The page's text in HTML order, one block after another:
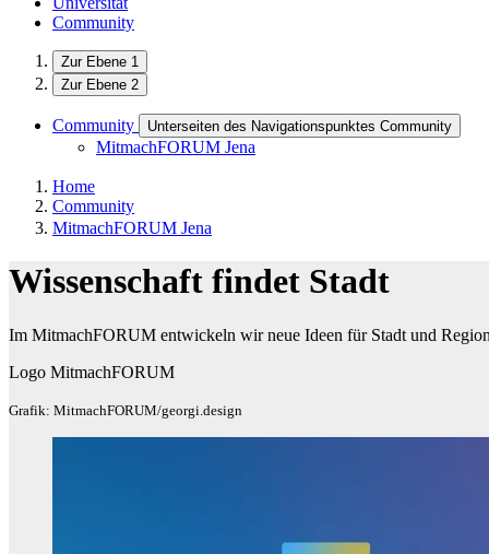
Community
Zur Ebene 1
Zur Ebene 2
Community Unterseiten des Navigationspunktes Community
MitmachFORUM Jena
Home
Community
MitmachFORUM Jena
Wissenschaft findet Stadt
Im MitmachFORUM entwickeln wir neue Ideen für Stadt und
Logo MitmachFORUM
Grafik: MitmachFORUM/georgi.design